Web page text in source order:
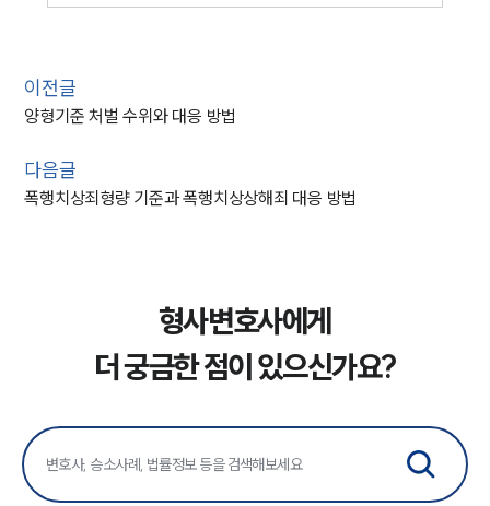
이전글
양형기준 처벌 수위와 대응 방법
다음글
폭행치상죄형량 기준과 폭행치상상해죄 대응 방법
형사변호사에게
더 궁금한 점이 있으신가요?